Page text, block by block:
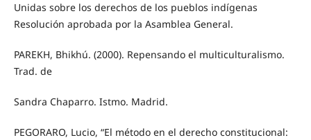
Unidas sobre los derechos de los pueblos indígenas
Resolución aprobada por la Asamblea General.
PAREKH, Bhikhú. (2000). Repensando el multiculturalismo.
Trad. de
Sandra Chaparro. Istmo. Madrid.
PEGORARO, Lucio, “El método en el derecho constitucional: